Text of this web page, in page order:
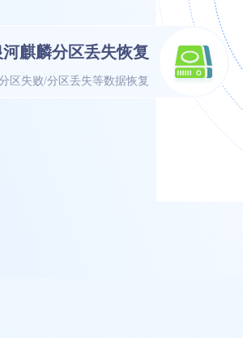
河麒麟分区丢失恢复
区失败/分区丢失等数据恢复